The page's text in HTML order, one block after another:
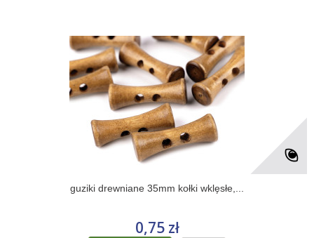
guziki drewniane 35mm kołki wklęsłe,...
0,75 zł